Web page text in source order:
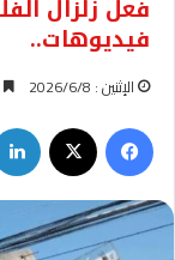
فيديوهات..
الإثنين : 2026/6/8
فيسبوك